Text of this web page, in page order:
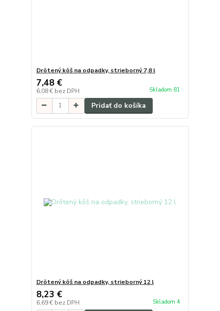
Drôtený kôš na odpadky, strieborný 7,8 l
7,48 €
6,08 € bez DPH Skladom 81
Pridať do košíka
Drôtený kôš na odpadky, strieborný 12 l
8,23 €
6,69 € bez DPH Skladom 4